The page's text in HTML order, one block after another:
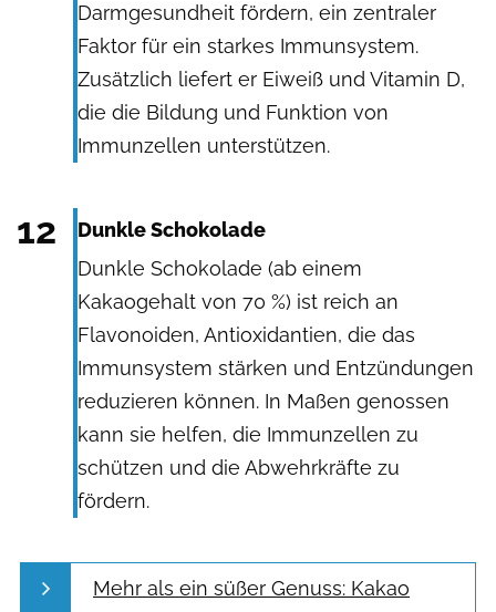
Darmgesundheit fördern, ein zentraler
Faktor für ein starkes Immunsystem.
Zusätzlich liefert er Eiweiß und Vitamin D,
die die Bildung und Funktion von
Immunzellen unterstützen.
12
Dunkle Schokolade
Dunkle Schokolade (ab einem
Kakaogehalt von 70 %) ist reich an
Flavonoiden, Antioxidantien, die das
Immunsystem stärken und Entzündungen
reduzieren können. In Maßen genossen
kann sie helfen, die Immunzellen zu
schützen und die Abwehrkräfte zu
fördern.
Mehr als ein süßer Genuss: Kakao